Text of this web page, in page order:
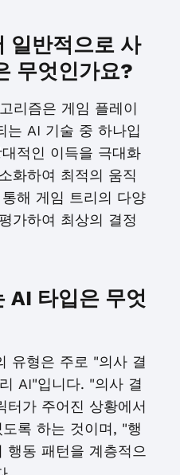
일반적으로 사
무엇인가요?
리즘은 게임 플레이
는 AI 기술 중 하나입
적인 이득을 극대화
화하여 최적의 움직
해 게임 트리의 다양
가하여 최상의 결정
AI 타입은 무엇
유형은 주로 "의사 결
AI"입니다. "의사 결
터가 주어진 상황에서
록 하는 것이며, "행
행동 패턴을 계층적으